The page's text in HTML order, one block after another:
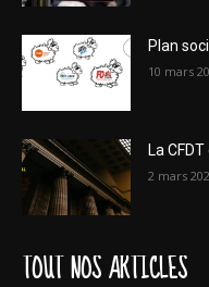
Plan
10 mars
La
2 mars
TOUT NOS ARTICLES